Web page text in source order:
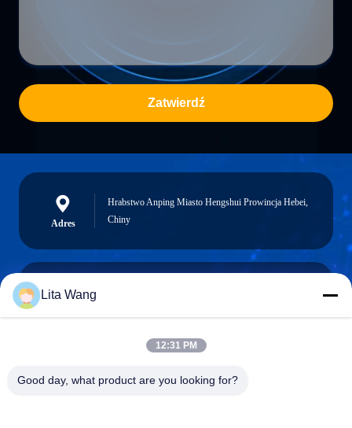
Zatwierdź
Adres
Hrabstwo Anping Miasto Hengshui Prowincja Hebei,
Chiny
Lita Wang
12:31 PM
Good day, what product are you looking for?